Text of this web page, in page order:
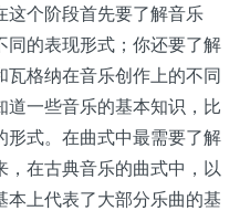
这个阶段首先要了解音乐
同的表现形式；你还要了解
格纳在音乐创作上的不同
道一些音乐的基本知识，比
形式。在曲式中最需要了解
，在古典音乐的曲式中，以
上代表了大部分乐曲的基